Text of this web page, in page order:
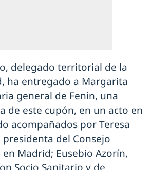
delegado territorial de la
ha entregado a Margarita
general de Fenin, una
de este cupón, en un acto en
acompañados por Teresa
presidenta del Consejo
Madrid; Eusebio Azorín,